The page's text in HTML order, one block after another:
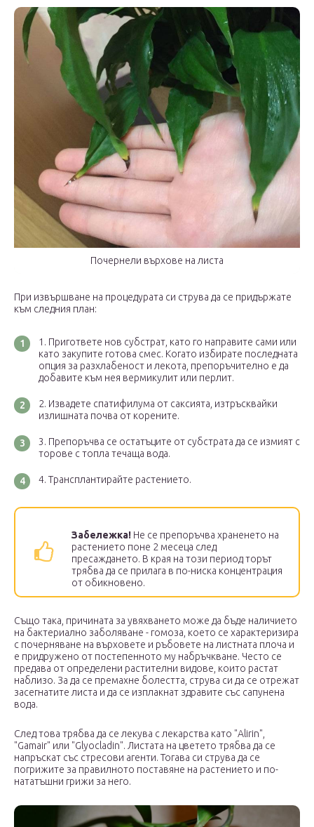
Почернели върхове на листа
При извършване на процедурата си струва да се придържате
към следния план:
Пригответе нов субстрат, като го направите сами или
като закупите готова смес. Когато избирате последната
опция за разхлабеност и лекота, препоръчително е да
добавите към нея вермикулит или перлит.
Извадете спатифилума от саксията, изтръсквайки
излишната почва от корените.
Препоръчва се остатъците от субстрата да се измият с
торове с топла течаща вода.
Трансплантирайте растението.
Забележка! Не се препоръчва храненето на
растението поне 2 месеца след
пресаждането. В края на този период торът
трябва да се прилага в по-ниска концентрация
от обикновено.
Също така, причината за увяхването може да бъде наличието
на бактериално заболяване - гомоза, което се характеризира
с почерняване на върховете и ръбовете на листната плоча и
е придружено от постепенното му набръчкване. Често се
предава от определени растителни видове, които растат
наблизо. За да се премахне болестта, струва си да се отрежат
засегнатите листа и да се изплакнат здравите със сапунена
вода.
След това трябва да се лекува с лекарства като "Alirin",
"Gamair" или "Glyocladin". Листата на цветето трябва да се
напръскат със стресови агенти. Тогава си струва да се
погрижите за правилното поставяне на растението и по-
нататъшни грижи за него.